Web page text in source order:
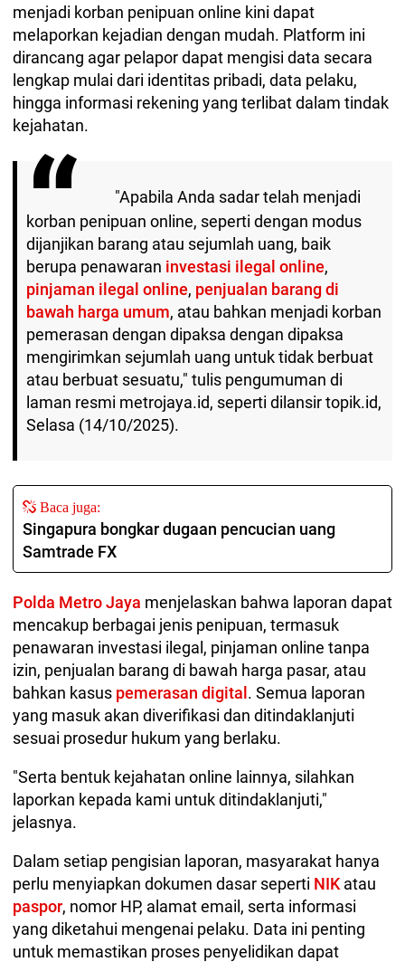
menjadi korban penipuan online kini dapat
melaporkan kejadian dengan mudah. Platform ini
dirancang agar pelapor dapat mengisi data secara
lengkap mulai dari identitas pribadi, data pelaku,
hingga informasi rekening yang terlibat dalam tindak
kejahatan.
"Apabila Anda sadar telah menjadi
korban penipuan online, seperti dengan modus
dijanjikan barang atau sejumlah uang, baik
berupa penawaran investasi ilegal online,
pinjaman ilegal online, penjualan barang di
bawah harga umum, atau bahkan menjadi korban
pemerasan dengan dipaksa dengan dipaksa
mengirimkan sejumlah uang untuk tidak berbuat
atau berbuat sesuatu," tulis pengumuman di
laman resmi metrojaya.id, seperti dilansir topik.id,
Selasa (14/10/2025).
Baca juga:
Singapura bongkar dugaan pencucian uang
Samtrade FX
Polda Metro Jaya menjelaskan bahwa laporan dapat
mencakup berbagai jenis penipuan, termasuk
penawaran investasi ilegal, pinjaman online tanpa
izin, penjualan barang di bawah harga pasar, atau
bahkan kasus pemerasan digital . Semua laporan
yang masuk akan diverifikasi dan ditindaklanjuti
sesuai prosedur hukum yang berlaku.
"Serta bentuk kejahatan online lainnya, silahkan
laporkan kepada kami untuk ditindaklanjuti,"
jelasnya.
Dalam setiap pengisian laporan, masyarakat hanya
perlu menyiapkan dokumen dasar seperti NIKatau
paspor, nomor HP, alamat email, serta informasi
yang diketahui mengenai pelaku. Data ini penting
untuk memastikan proses penyelidikan dapat